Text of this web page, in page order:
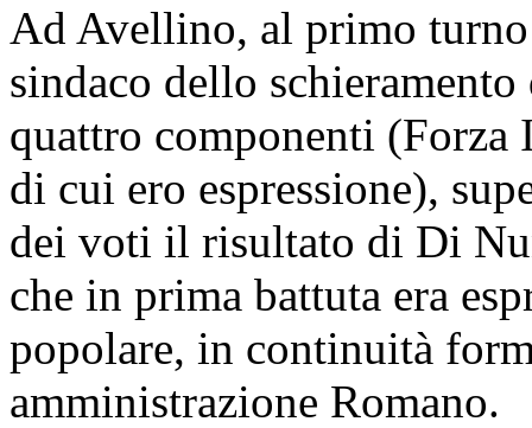
Ad Avellino, al primo
sindaco dello
quattro componenti
di cui ero espressione),
dei voti il risultato di Di
che in prima battuta era
popolare, in continuità
amministrazione Romano.